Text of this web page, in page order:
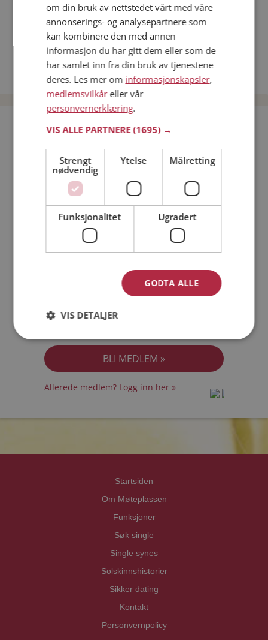
Fler single
Date menn i Norge
Date kvinner i Norge
Bli medlem gratis!
Jeg er en: Mann Kvinne
Min alder:
Jeg akseptererMedlemsvilkårene
Allerede medlem? Logg inn her »
Startsiden
Om Møteplassen
Funksjoner
Søk single
Single synes
Solskinnshistorier
Sikker dating
Kontakt
Personvernpolicy
om din bruk av nettstedet vårt med våre
annonserings- og analysepartnere som
kan kombinere den med annen
informasjon du har gitt dem eller som de
har samlet inn fra din bruk av tjenestene
deres. Les mer om informasjonskapsler,
medlemsvilkåreller vår
personvernerklæring.
VIS ALLE PARTNERE(1695) →
Strengt
nødvendig
Ytelse Målretting
Funksjonalitet Ugradert
GODTA ALLE
VIS DETALJER